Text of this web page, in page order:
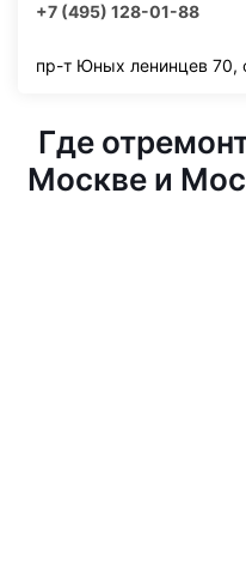
+7 (495) 128-01-88
пр-т Юных ленинцев 70,
Где
Москве и